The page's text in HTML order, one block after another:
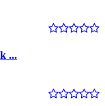
...